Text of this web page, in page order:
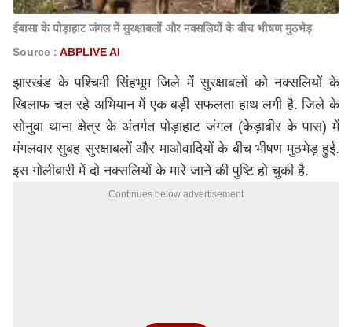
ईबासा के पोड़ाहाट जंगल में सुरक्षाबलों और नक्सलियों के बीच भीषण मुठभेड़
Source : ABPLIVE AI
झारखंड के पश्चिमी सिंहभूम जिले में सुरक्षाबलों को नक्सलियों के
खिलाफ चल रहे अभियान में एक बड़ी सफलता हाथ लगी है. जिले के
सोनुवा थाना क्षेत्र के अंतर्गत पोड़ाहाट जंगल (केड़ाबीर के पास) में
मंगलवार सुबह सुरक्षाबलों और माओवादियों के बीच भीषण मुठभेड़ हुई.
इस गोलीबारी में दो नक्सलियों के मारे जाने की पुष्टि हो चुकी है.
Continues below advertisement